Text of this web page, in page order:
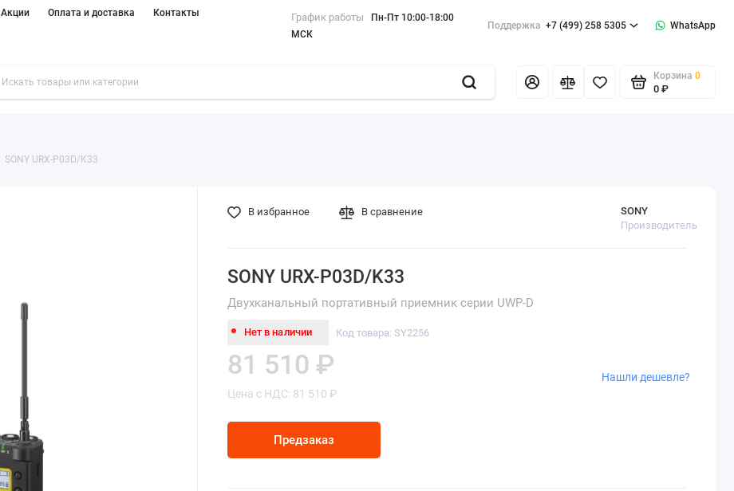
Акции Оплата и доставка Контакты График работы
Пн-Пт 10:00-18:00
МСК
Поддержка +7 (499) 258 5305 WhatsApp
Корзина 0
0 ₽
SONY URX-P03D/K33
SONY URX-P03D/K33
Двухканальный портативный приемник серии UWP-D
Нет в наличии Код товара: SY2256
SONY
Производитель
81 510 ₽
Цена с НДС: 81 510 ₽
Предзаказ
Нашли дешевле?
В избранное В сравнение